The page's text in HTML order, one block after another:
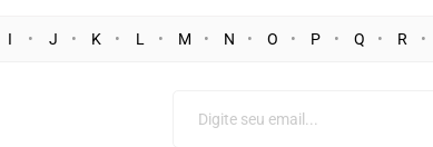
I J K L M N O P Q R